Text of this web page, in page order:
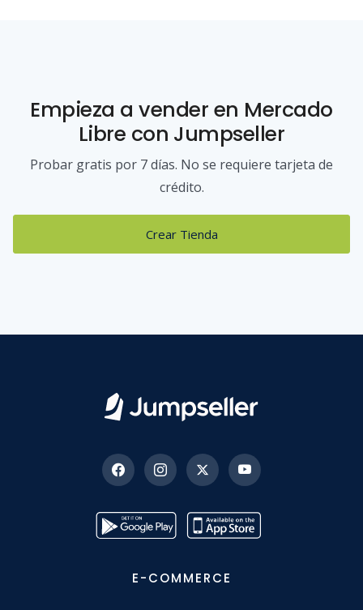
Empieza a vender en Mercado
Libre con Jumpseller
Probar gratis por 7 días. No se requiere tarjeta de
crédito.
Crear Tienda
E-COMMERCE